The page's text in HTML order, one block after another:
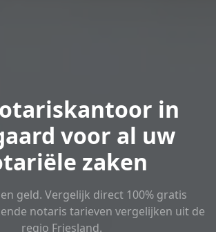
in
voor al uw
zaken
geld. Vergelijk direct 100% gratis
notaris tarieven vergelijken uit de
regio Friesland.